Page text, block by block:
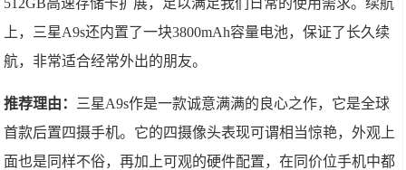
512GB高速存储卡扩展，足以满足我们日常的使用需求。续航
上，三星A9s还内置了一块3800mAh容量电池，保证了长久续
航，非常适合经常外出的朋友。
推荐理由： 三星A9s作是一款诚意满满的良心之作，它是全球
首款后置四摄手机。它的四摄像头表现可谓相当惊艳，外观上
面也是同样不俗，再加上可观的硬件配置，在同价位手机中都